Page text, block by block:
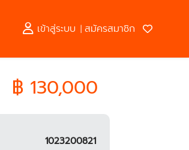
เข้าสู่ระบบ | สมัครสมาชิก
฿ 130,000
1023200821